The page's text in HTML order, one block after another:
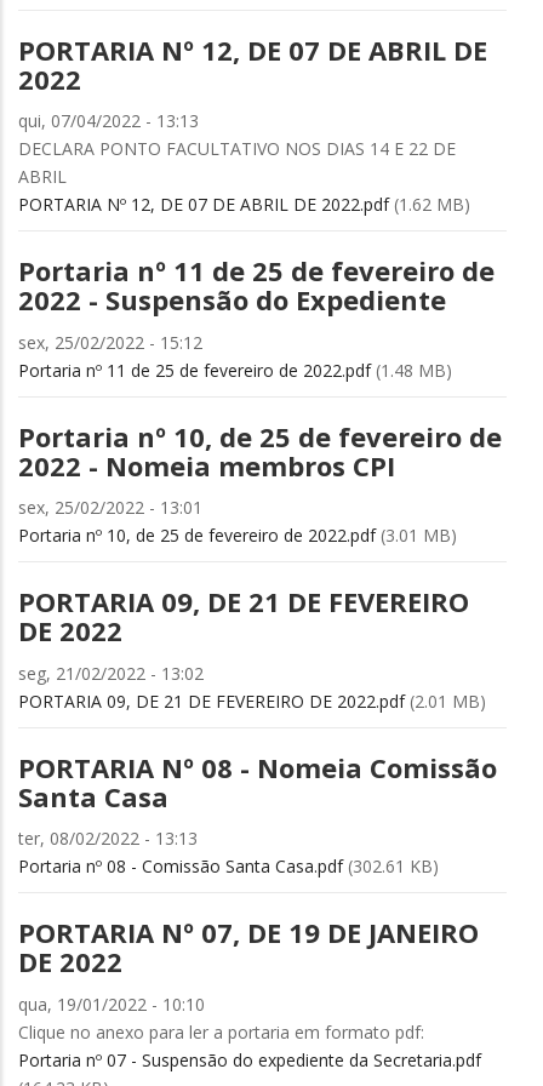
PORTARIA Nº 12, DE 07 DE ABRIL DE
2022
qui, 07/04/2022 - 13:13
DECLARA PONTO FACULTATIVO NOS DIAS 14 E 22 DE
ABRIL
PORTARIA Nº 12, DE 07 DE ABRIL DE 2022.pdf (1.62 MB)
Portaria nº 11 de 25 de fevereiro de
2022 - Suspensão do Expediente
sex, 25/02/2022 - 15:12
Portaria nº 11 de 25 de fevereiro de 2022.pdf (1.48 MB)
Portaria nº 10, de 25 de fevereiro de
2022 - Nomeia membros CPI
sex, 25/02/2022 - 13:01
Portaria nº 10, de 25 de fevereiro de 2022.pdf (3.01 MB)
PORTARIA 09, DE 21 DE FEVEREIRO
DE 2022
seg, 21/02/2022 - 13:02
PORTARIA 09, DE 21 DE FEVEREIRO DE 2022.pdf (2.01 MB)
PORTARIA Nº 08 - Nomeia Comissão
Santa Casa
ter, 08/02/2022 - 13:13
Portaria nº 08 - Comissão Santa Casa.pdf (302.61 KB)
PORTARIA Nº 07, DE 19 DE JANEIRO
DE 2022
qua, 19/01/2022 - 10:10
Clique no anexo para ler a portaria em formato pdf:
Portaria nº 07 - Suspensão do expediente da Secretaria.pdf